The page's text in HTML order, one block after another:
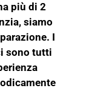
più di 2
siamo
I
sono tutti